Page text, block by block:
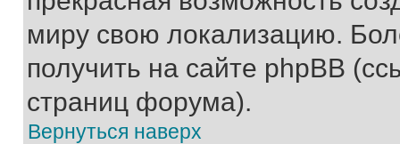
миру свою локализацию.
получить на сайте phpBB
страниц форума).
Вернуться наверх